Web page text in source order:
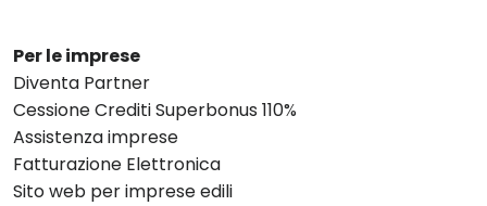
Per le imprese
Diventa Partner
Cessione Crediti Superbonus 110%
Assistenza imprese
Fatturazione Elettronica
Sito web per imprese edili